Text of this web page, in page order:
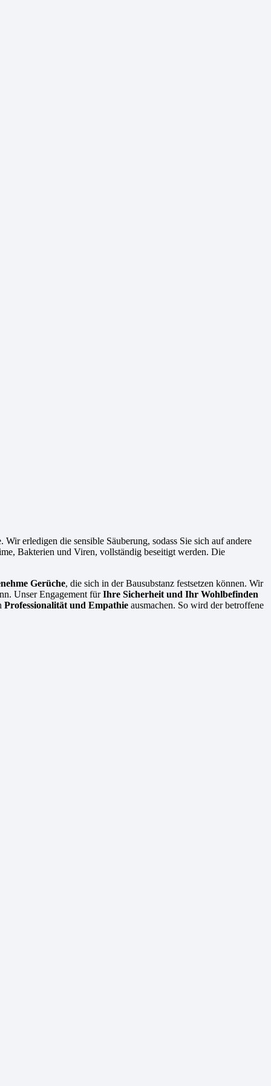
erledigen die sensible Säuberung, sodass Sie sich auf andere
Bakterien und Viren, vollständig beseitigt werden. Die
Gerüche, die sich in der Bausubstanz festsetzen können. Wir
Unser Engagement fürIhre Sicherheit und Ihr Wohlbefinden
Professionalität und Empathie ausmachen. So wird der betroffene